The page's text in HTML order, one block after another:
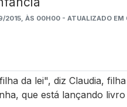
2015, ÀS 00H00 - ATUALIZADO
da lei", diz Claudia,
que está lançando livro